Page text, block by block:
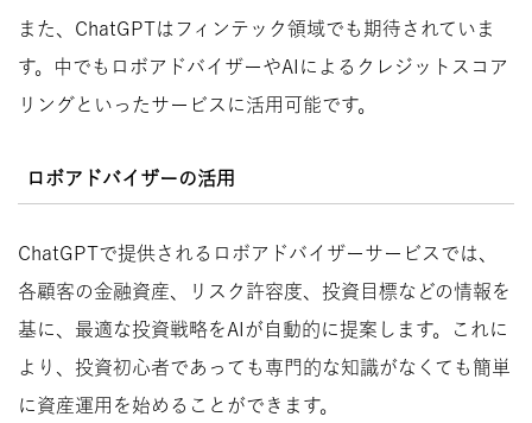
また、ChatGPTはフィンテック領域でも期待されていま
す。中でもロボアドバイザーやAIによるクレジットスコア
リングといったサービスに活用可能です。
ロボアドバイザーの活用
ChatGPTで提供されるロボアドバイザーサービスでは、
各顧客の金融資産、リスク許容度、投資目標などの情報を
基に、最適な投資戦略をAIが自動的に提案します。これに
より、投資初心者であっても専門的な知識がなくても簡単
に資産運用を始めることができます。